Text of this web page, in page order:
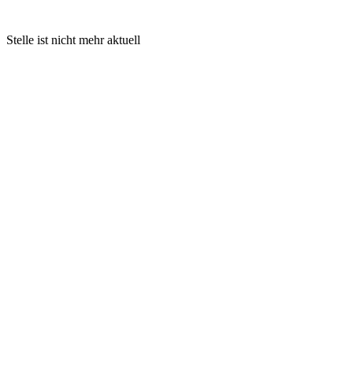
Stelle ist nicht mehr aktuell